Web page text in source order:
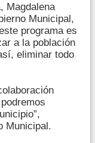
Magdalena
Municipal,
programa es
a la población
eliminar todo
Municipal.